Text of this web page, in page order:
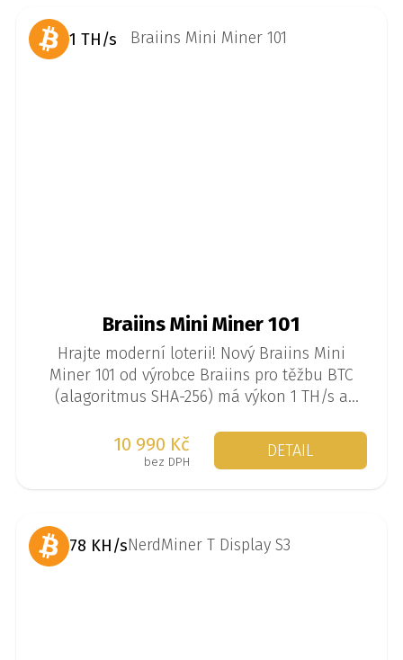
Braiins Mini Miner 101
Hrajte moderní loterii! Nový Braiins Mini
Miner 101 od výrobce Braiins pro těžbu BTC
(alagoritmus SHA-256) má výkon 1 TH/s a
se miner těží sám a je malá šance, že
najednou vytěží 3,125 BTC.
10 990 Kč
bez DPH
DETAIL
1 TH/s
78 KH/s